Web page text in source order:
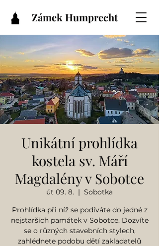
Zámek Humprecht
Unikátní prohlídka
kostela sv. Máří
Magdalény v Sobotce
út 09. 8.
  |
Sobotka
Prohlídka při níž se podíváte do jedné z
nejstarších památek v Sobotce. Dozvíte
se o různých stavebních stylech,
zahlédnete podobu dětí zakladatelů